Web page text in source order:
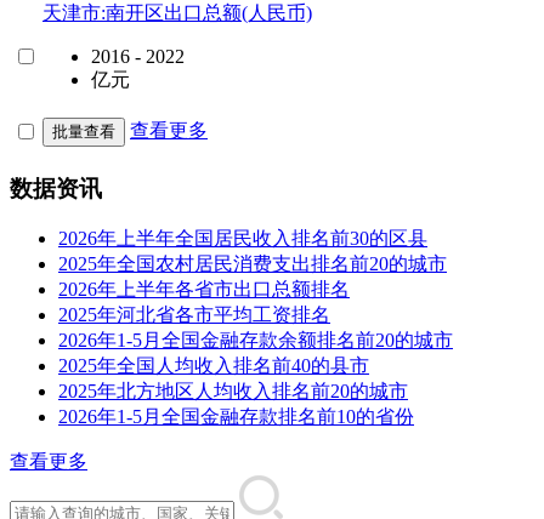
天津市:南开区出口总额(人民币)
2016 - 2022
亿元
批量查看 查看更多
数据资讯
2026年上半年全国居民收入排名前30的区县
2025年全国农村居民消费支出排名前20的城市
2026年上半年各省市出口总额排名
2025年河北省各市平均工资排名
2026年1-5月全国金融存款余额排名前20的城市
2025年全国人均收入排名前40的县市
2025年北方地区人均收入排名前20的城市
2026年1-5月全国金融存款排名前10的省份
查看更多